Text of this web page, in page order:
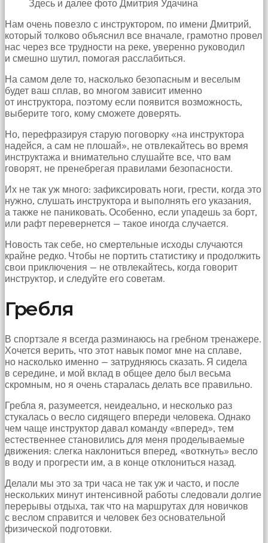
hayatının
erkeğini
bulamamıştır
porno
Bu
yüzden
artık
erkeklerden
umudunu
kesen
kendi
başına
hamile
kalıp
sahibi
olmak
ister
porno
Bu
yüzden
bir
sperm
doğan
kız
hastanesinin
yolunu
tutar.
Здесь и далее фото Дмитрия Удачина
Нам очень повезло с инструктором, по имени Дмитрий,
который толково объяснил все вначале, грамотно провел
нас через все трудности на реке, уверенно руководил
и смешно шутил, помогая расслабиться.
На самом деле то, насколько безопасным и веселым
будет ваш сплав, во многом зависит именно
от инструктора, поэтому если появится возможность,
выберите того, кому сможете доверять.
Но, перефразируя старую поговорку «на инструктора
надейся, а сам не плошай», не отвлекайтесь во время
инструктажа и внимательно слушайте все, что вам
говорят, не пренебрегая правилами безопасности.
Их не так уж много: зафиксировать ноги, грести, когда это
нужно, слушать инструктора и выполнять его указания,
а также не паниковать. Особенно, если упадешь за борт,
или рафт перевернется — такое иногда случается.
Новость так себе, но смертельные исходы случаются
крайне редко. Чтобы не портить статистику и продолжить
свои приключения — не отвлекайтесь, когда говорит
инструктор, и следуйте его советам.
Гребля
В спортзале я всегда разминаюсь на гребном тренажере.
Хочется верить, что этот навык помог мне на сплаве,
но насколько именно — затрудняюсь сказать. Я сидела
в середине, и мой вклад в общее дело был весьма
скромным, но я очень старалась делать все правильно.
Гребла я, разумеется, неидеально, и несколько раз
стукалась о весло сидящего впереди человека. Однако
чем чаще инструктор давал команду «вперед», тем
естественнее становились для меня проделываемые
движения: слегка наклониться вперед, «воткнуть» весло
в воду и прогрести им, а в конце отклониться назад.
Делали мы это за три часа не так уж и часто, и после
нескольких минут интенсивной работы следовали долгие
перерывы отдыха, так что на маршрутах для новичков
с веслом справится и человек без основательной
физической подготовки.